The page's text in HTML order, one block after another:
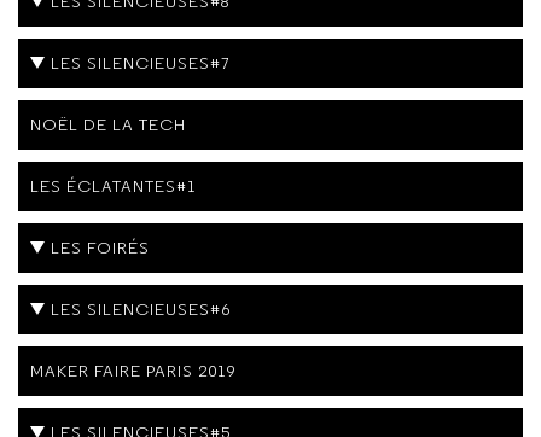
LES SILENCIEUSES#7
NOËL DE LA TECH
LES ÉCLATANTES#1
LES FOIRÉS
LES SILENCIEUSES#6
MAKER FAIRE PARIS 2019
LES SILENCIEUSES#5